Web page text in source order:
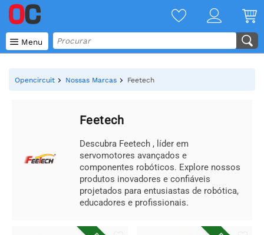
 Menu
Opencircuit Nossas Marcas Feetech
Feetech
Descubra Feetech , líder em
servomotores avançados e
componentes robóticos. Explore nossos
produtos inovadores e confiáveis
projetados para entusiastas de robótica,
educadores e profissionais.